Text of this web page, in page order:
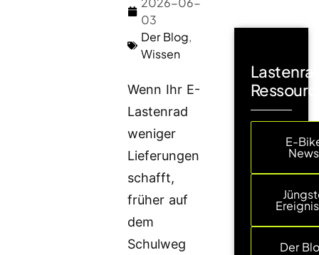
03
Der Blog,
Wissen
Wenn Ihr E-
Lastenrad
weniger
Lieferungen
schafft,
früher auf
dem
Schulweg
E-
News
Der